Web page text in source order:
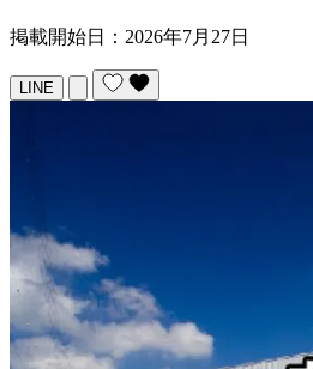
掲載開始日：2026年7月27日
LINE